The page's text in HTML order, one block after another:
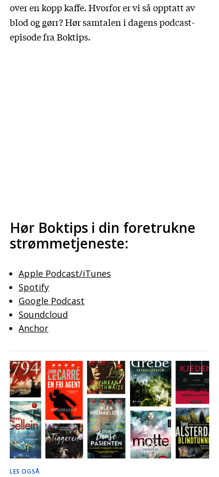
over en kopp kaffe. Hvorfor er vi så opptatt av
blod og gørr? Hør samtalen i dagens podcast-
episode fra Boktips.
Hør Boktips i din foretrukne
strømmetjeneste:
Apple Podcast/iTunes
Spotify
Google Podcast
Soundcloud
Anchor
LES OGSÅ